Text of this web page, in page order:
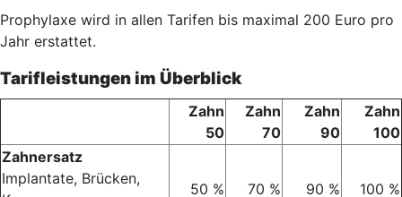
Prophylaxe wird in allen Tarifen bis maximal 200 Euro pro
Jahr erstattet.
Tarifleistungen im Überblick
Zahn
50
Zahn
70
Zahn
90
Zahn
100
Zahnersatz
Implantate, Brücken,
50 % 70 % 90 % 100 %